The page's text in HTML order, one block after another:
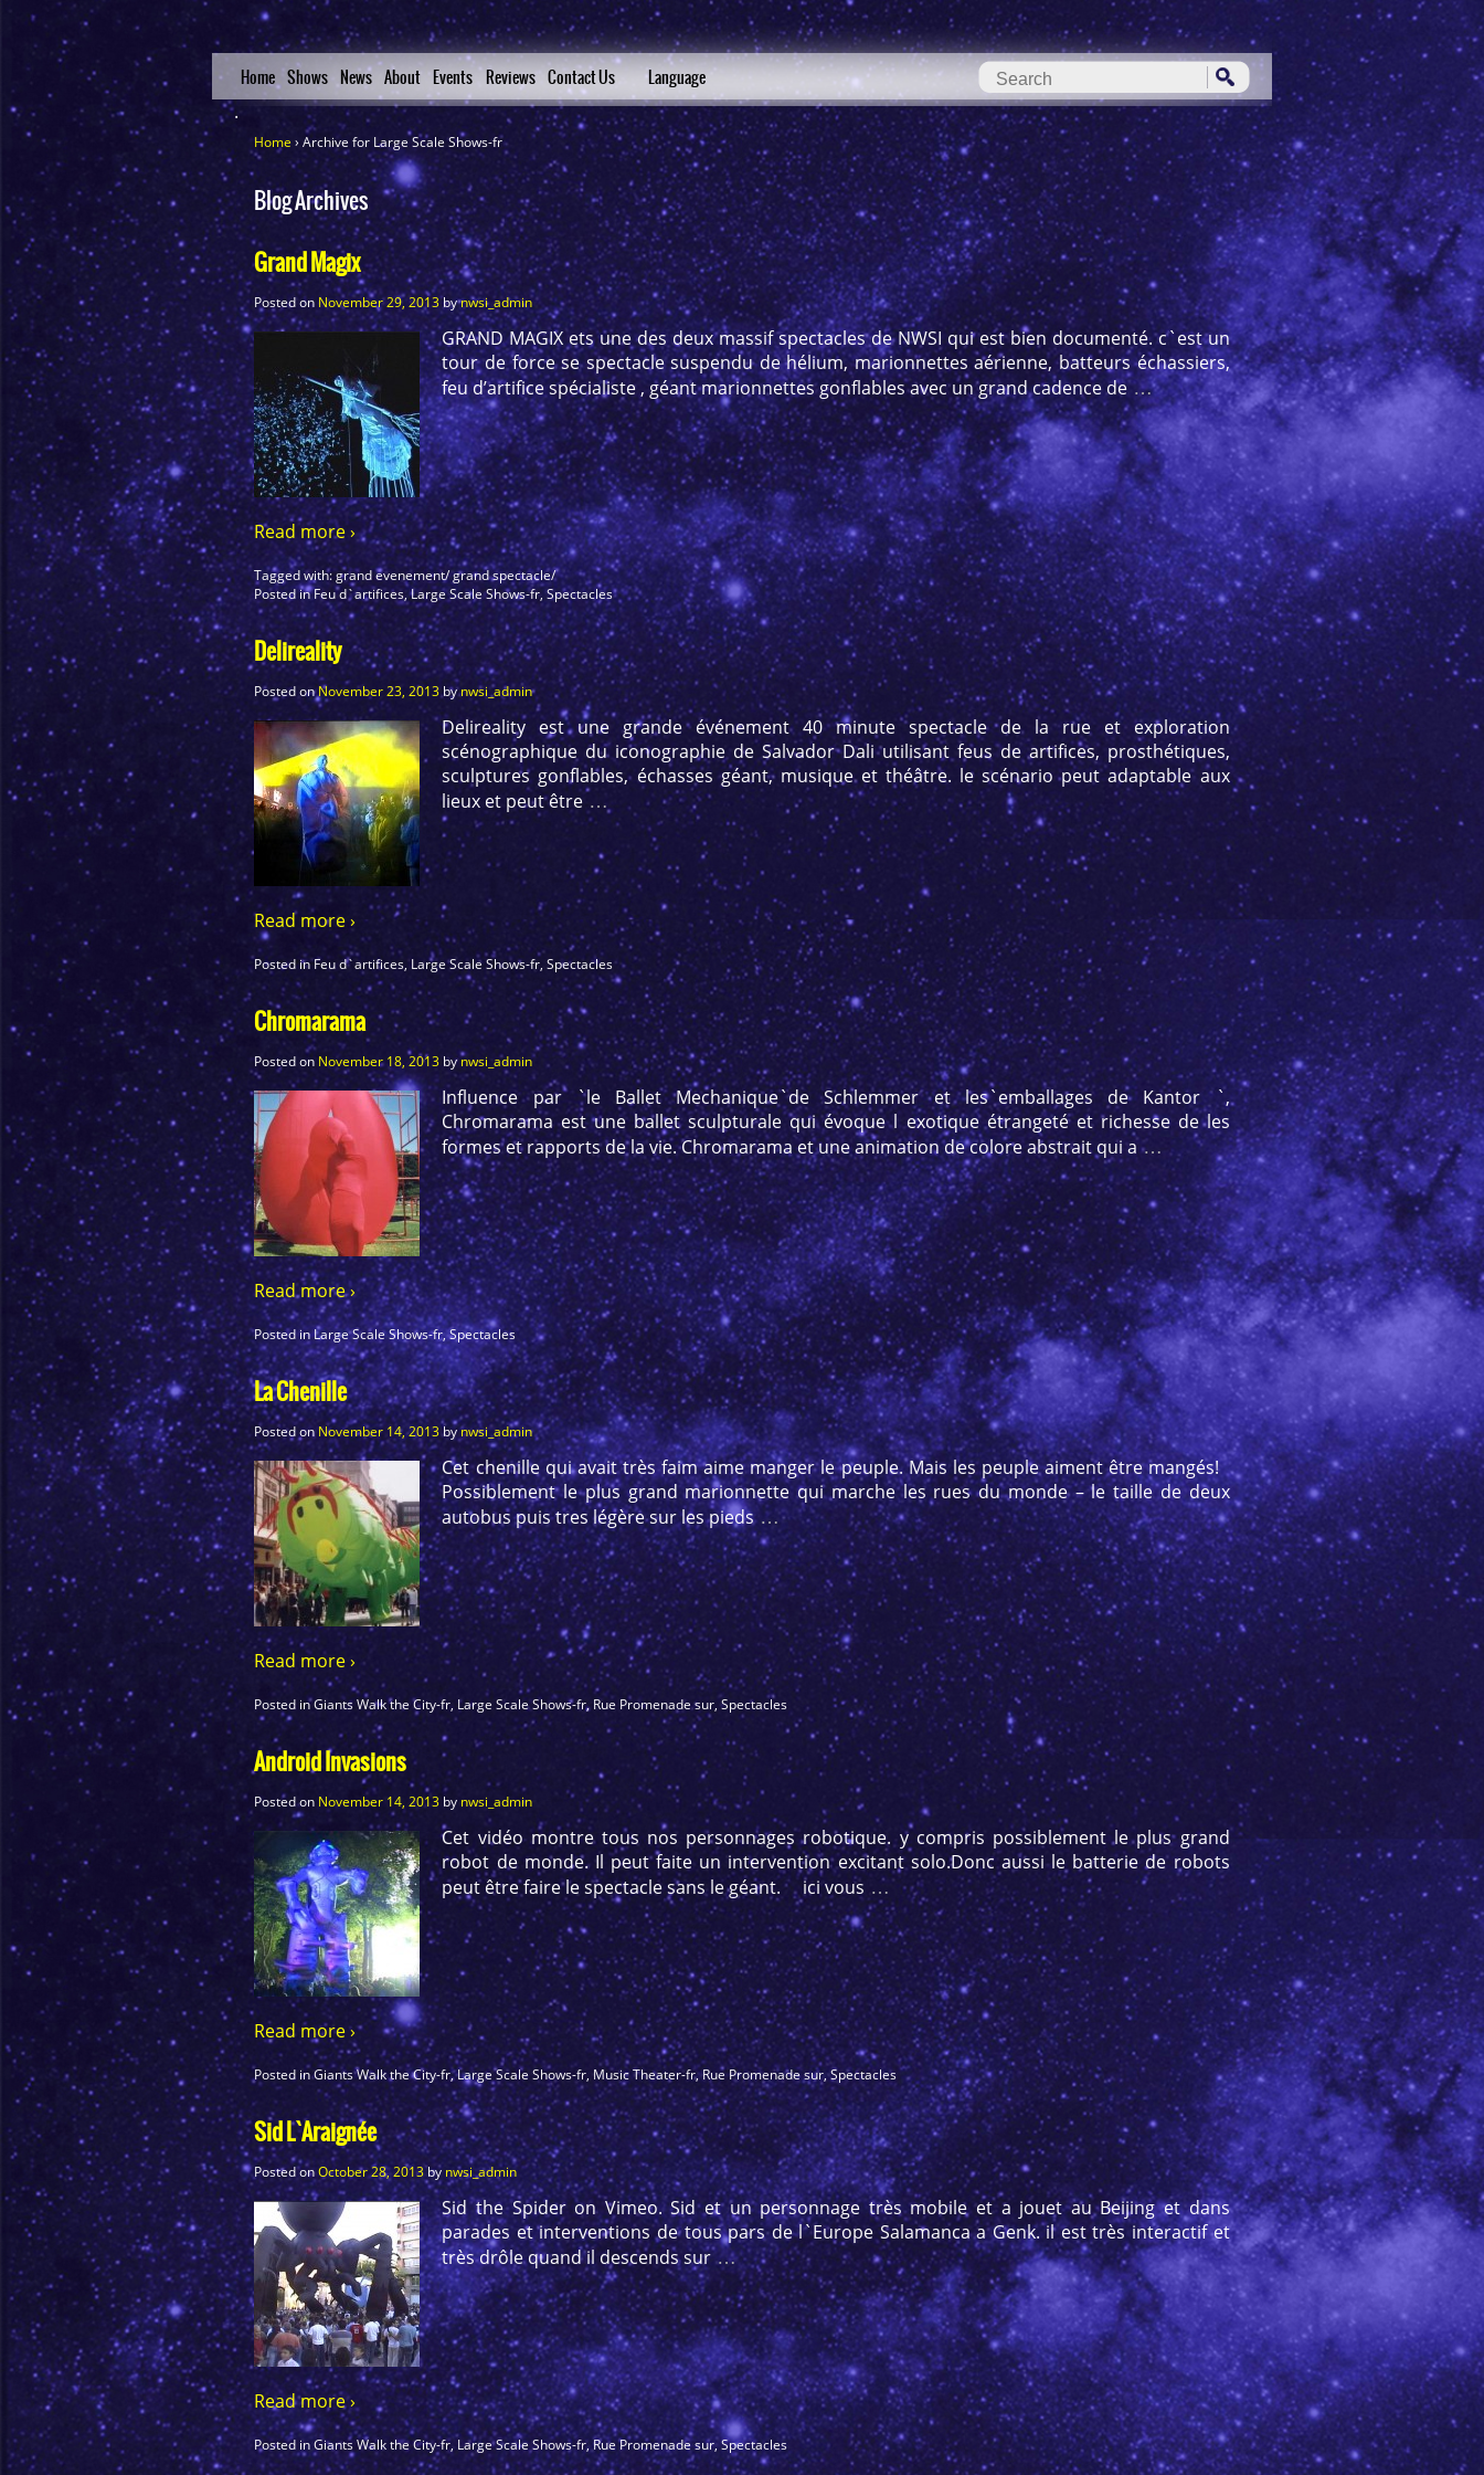
Home Shows News About Events Reviews Contact Us Language
Home › Archive for Large Scale Shows-fr
Blog Archives
Grand Magix
Posted on November 29, 2013bynwsi_admin
GRAND MAGIX ets une des deux massif spectacles de NWSI qui est bien documenté. c`est un
tour de force se spectacle suspendu de hélium, marionnettes aérienne, batteurs échassiers,
feu d’artifice spécialiste , géant marionnettes gonflables avec un grand cadence de …
Read more ›
Tagged with:grand evenement/ grand spectacle/
Posted inFeu d`artifices,Large Scale Shows-fr,Spectacles
Delireality
Posted onNovember 23, 2013bynwsi_admin
Delireality est une grande événement 40 minute spectacle de la rue et exploration
scénographique du iconographie de Salvador Dali utilisant feus de artifices, prosthétiques,
sculptures gonflables, échasses géant, musique et théâtre. le scénario peut adaptable aux
lieux et peut être …
Read more ›
Posted inFeu d`artifices, Large Scale Shows-fr,Spectacles
Chromarama
Posted on November 18, 2013 bynwsi_admin
Influence par `le Ballet Mechanique`de Schlemmer et les`emballages de Kantor `,
Chromarama est une ballet sculpturale qui évoque l exotique étrangeté et richesse de les
formes et rapports de la vie. Chromarama et une animation de colore abstrait qui a …
Read more ›
Posted inLarge Scale Shows-fr,Spectacles
La Chenille
Posted onNovember 14, 2013bynwsi_admin
Cet chenille qui avait très faim aime manger le peuple. Mais les peuple aiment être mangés!
Possiblement le plus grand marionnette qui marche les rues du monde – le taille de deux
autobus puis tres légère sur les pieds …
Read more ›
Posted inGiants Walk the City-fr, Large Scale Shows-fr,Rue Promenade sur,Spectacles
Android Invasions
Posted on November 14, 2013 by nwsi_admin
Cet vidéo montre tous nos personnages robotique. y compris possiblement le plus grand
robot de monde. Il peut faite un intervention excitant solo.Donc aussi le batterie de robots
peut être faire le spectacle sans le géant. ici vous …
Read more ›
Posted inGiants Walk the City-fr,Large Scale Shows-fr, Music Theater-fr,Rue Promenade sur,Spectacles
Sid L`Araignée
Posted onOctober 28, 2013by nwsi_admin
Sid the Spider on Vimeo. Sid et un personnage très mobile et a jouet au Beijing et dans
parades et interventions de tous pars de l`Europe Salamanca a Genk. il est très interactif et
très drôle quand il descends sur …
Read more ›
Posted inGiants Walk the City-fr, Large Scale Shows-fr,Rue Promenade sur,Spectacles